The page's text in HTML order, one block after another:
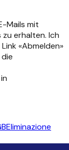
Mails mit
erhalten. Ich
«Abmelden»
Eliminazione